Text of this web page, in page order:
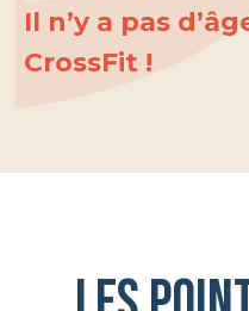
Il n’y a pas
CrossFit !